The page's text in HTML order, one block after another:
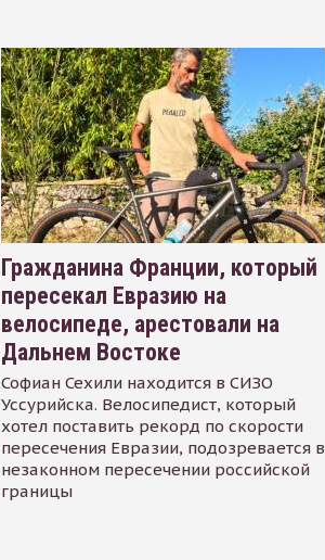
Гражданина Франции, который
пересекал Евразию на
велосипеде, арестовали на
Дальнем Востоке
Софиан Сехили находится в СИЗО
Уссурийска. Велосипедист, который
хотел поставить рекорд по скорости
пересечения Евразии, подозревается в
незаконном пересечении российской
границы